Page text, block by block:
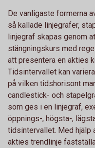
De vanligaste formerna
så kallade linjegrafer,
linjegraf skapas genom
stängningskurs med
att presentera en akties
Tidsintervallet kan
på vilken tidshorisont
candlestick- och
som ges i en linjegraf,
öppnings-, högsta-,
tidsintervallet. Med hjälp
akties trendlinje